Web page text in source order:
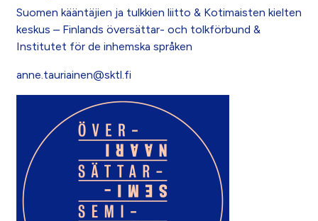
Suomen kääntäjien ja tulkkien liitto & Kotimaisten kielten
keskus – Finlands översättar- och tolkförbund &
Institutet för de inhemska språken
anne.tauriainen@sktl.fi